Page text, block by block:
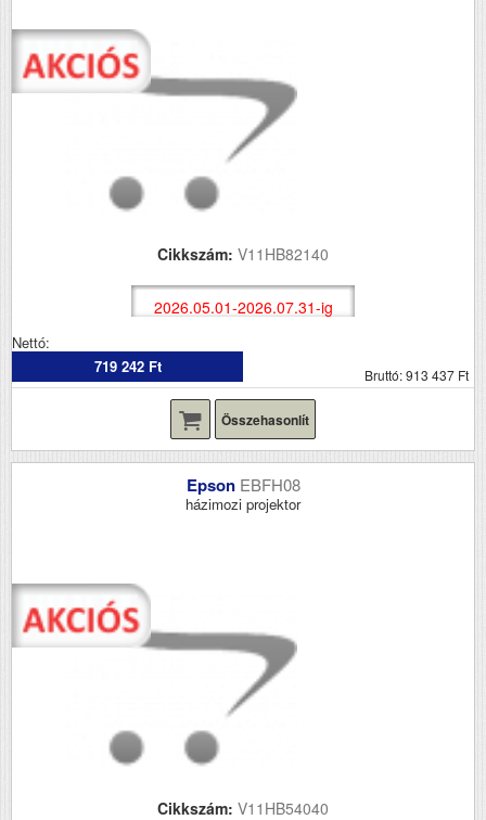
Cikkszám: V11HB82140
2026.05.01-2026.07.31-ig
Nettó:
719 242 Ft
Bruttó: 913 437 Ft
Összehasonlít
Epson EBFH08
házimozi projektor
Cikkszám: V11HB54040